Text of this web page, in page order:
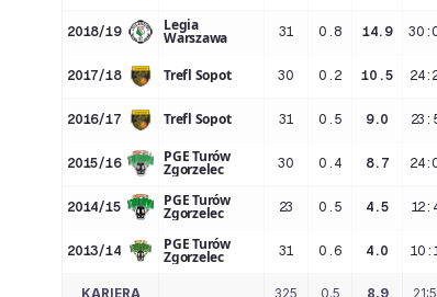
2018/19 Legia
Warszawa 31 0.8 14.9
2017/18 Trefl Sopot 30 0.2 10.5
2016/17 Trefl Sopot 31 0.5 9.0
2015/16 PGE Turów
Zgorzelec 30 0.4 8.7
2014/15 PGE Turów
Zgorzelec 23 0.5 4.5
2013/14 PGE Turów
Zgorzelec 31 0.6 4.0
KARIERA 325 0.5 8.9